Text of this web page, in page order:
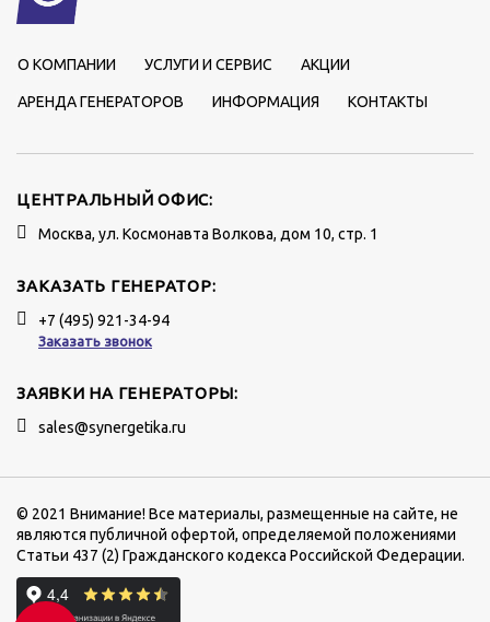
О КОМПАНИИ УСЛУГИ И СЕРВИС АКЦИИ
АРЕНДА ГЕНЕРАТОРОВ ИНФОРМАЦИЯ КОНТАКТЫ
ЦЕНТРАЛЬНЫЙ ОФИС:
Москва, ул. Космонавта Волкова, дом 10, стр. 1
ЗАКАЗАТЬ ГЕНЕРАТОР:
+7 (495) 921-34-94
Заказать звонок
ЗАЯВКИ НА ГЕНЕРАТОРЫ:
sales@synergetika.ru
© 2021 Внимание! Все материалы, размещенные на сайте, не
являются публичной офертой, определяемой положениями
Статьи 437 (2) Гражданского кодекса Российской Федерации.